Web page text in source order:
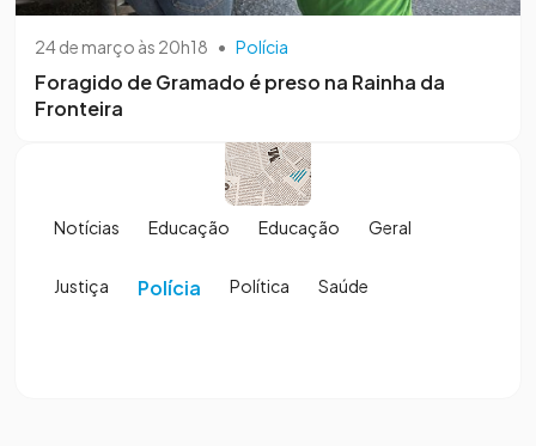
24 de março às 20h18 • Polícia
Foragido de Gramado é preso na Rainha da
Fronteira
Notícias Educação Educação Geral
Justiça Polícia Política Saúde